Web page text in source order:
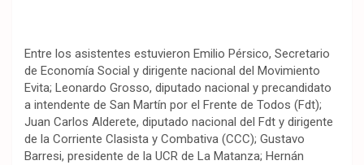
Entre los asistentes estuvieron Emilio Pérsico, Secretario
de Economía Social y dirigente nacional del Movimiento
Evita; Leonardo Grosso, diputado nacional y precandidato
a intendente de San Martín por el Frente de Todos (Fdt);
Juan Carlos Alderete, diputado nacional del Fdt y dirigente
de la Corriente Clasista y Combativa (CCC); Gustavo
Barresi, presidente de la UCR de La Matanza; Hernán